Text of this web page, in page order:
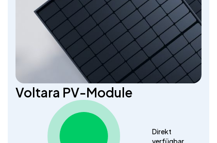
Voltara PV-Module
Direkt
verfügbar